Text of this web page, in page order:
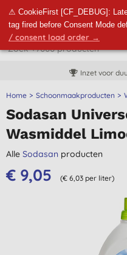
⚠ CookieFirst [CF_DEBUG]:
tag fired before Consent Mode
/ consent load order →
Inzet voor
Home Schoonmaakproducten
Sodasan
Wasmiddel
Alle Sodasan producten
€ 9,05 (€ 6,03 per liter)